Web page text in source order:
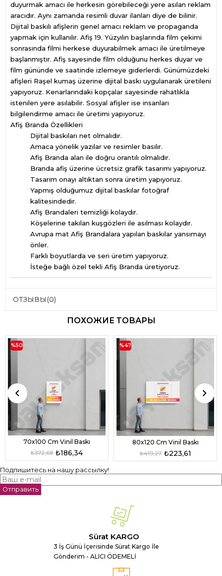
duyurmak amacı ile herkesin görebileceği yere asılan reklam
aracıdır. Aynı zamanda resimli duvar ilanları diye de bilinir.
Dijital baskılı afişlerin genel amacı reklam ve propaganda
yapmak için kullanılır. Afiş 19. Yüzyılın başlarında film çekimi
sonrasında filmi herkese duyurabilmek amacı ile üretilmeye
başlanmıştır. Afiş sayesinde film olduğunu herkes duyar ve
film gününde ve saatinde izlemeye giderlerdi. Günümüzdeki
afişleri Raşel kumaş üzerine dijital baskı uygulanarak üretileni
yapıyoruz. Kenarlarındaki kopçalar sayesinde rahatlıkla
istenilen yere asılabilir. Sosyal afişler ise insanları
bilgilendirme amacı ile üretimi yapıyoruz.
Afiş Branda Özellikleri
Dijital baskıları net olmalıdır.
Amaca yönelik yazılar ve resimler basılır.
Afiş Branda alan ile doğru orantılı olmalıdır.
Branda afiş üzerine ücretsiz grafik tasarımı yapıyoruz.
Tasarım onayı altıktan sonra üretim yapıyoruz.
Yapmış olduğumuz dijital baskılar fotoğraf
kalitesindedir.
Afiş Brandaleri temizliği kolaydır.
Köşelerine takılan kuşgözleri ile asılması kolaydır.
Avrupa mat Afiş Brandalara yapılan baskılar yansımayı
önler.
Farklı boyutlarda ve seri üretim yapıyoruz.
İsteğe bağlı özel tekli Afiş Branda üretiyoruz.
ОТЗЫВЫ(0)
ПОХОЖИЕ ТОВАРЫ
70x100 Cm Vinil Baskı
₺186,34
₺372,68
%50
80x120 Cm Vinil Baskı
₺223,61
₺419,27
%47
Подпишитесь на нашу рассылку!
Отправить
Sürat KARGO
3 İş Günü İçerisinde Sürat Kargo İle
Gönderim - ALICI ÖDEMELİ